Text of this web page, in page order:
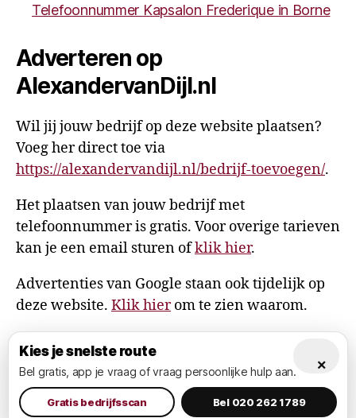
Telefoonnummer Kapsalon Frederique in Borne
Adverteren op
AlexandervanDijl.nl
Wil jij jouw bedrijf op deze website plaatsen?
Voeg her direct toe via
https://alexandervandijl.nl/bedrijf-toevoegen/.
Het plaatsen van jouw bedrijf met
telefoonnummer is gratis. Voor overige tarieven
kan je een email sturen ofklik hier.
Advertenties van Google staan ook tijdelijk op
deze website. Klik hierom te zien waarom.
© 2026AlexandervanDijl.nl
Privacy Policy
Omhoog
×
Kies je snelste route
Bel gratis, app je vraag of vraag persoonlijke hulp aan.
Gratis bedrijfsscan Bel 020 262 1789